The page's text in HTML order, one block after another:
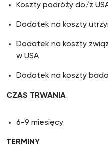
Koszty podróży do/z
Dodatek na koszty
Dodatek na koszty
w USA
Dodatek na koszty
CZAS TRWANIA
6-9 miesięcy
TERMINY